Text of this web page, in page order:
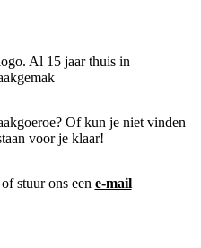
Of kun je niet vinden
voor je klaar!
stuur ons een e-mail